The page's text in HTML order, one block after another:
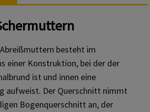
besteht im
einer Konstruktion, bei der der
ist und innen eine
aufweist. Der Querschnitt nimmt
Bogenquerschnitt an, der